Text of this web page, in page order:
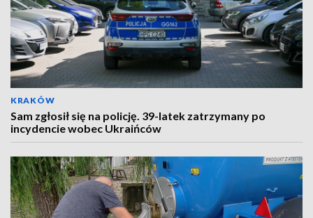
KRAKÓW
Sam zgłosił się na policję. 39-latek zatrzymany po
incydencie wobec Ukraińców